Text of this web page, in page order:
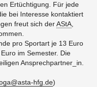
Ertüchtigung. Für jede
bei Interesse kontaktiert
freut sich derAStA
pro Sportart je 13 Euro
im Semester. Die
Ansprechpartner_in.
hfg.de)